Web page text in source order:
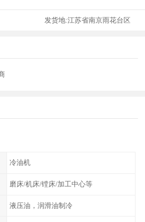
发货地:江苏省南京雨花台区
冷油机
磨床/机床/镗床/加工中心等
液压油，润滑油制冷